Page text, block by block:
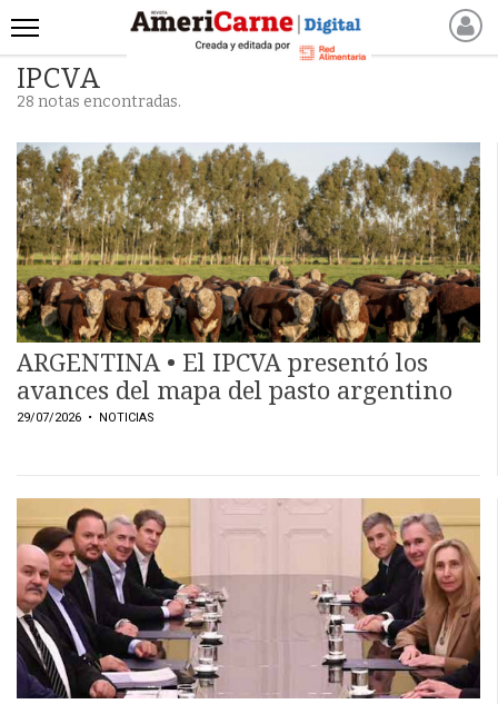
INICIO
NOTICIAS
ARTICULOS
PRODUCCIÓN
PROCESO
PRODUCTO
NUEVOS PRODUCTOS
MARKETPLACE
REVISTAS
REVISTAS
EVENTOS Y
CAPACITACIONES
DIRECTORIO
CALENDARIO
MEDIA KIT
TEMAS DESTACADOS
IPCVA
28 notas encontradas.
ARGENTINA • El IPCVA presentó los
avances del mapa del pasto argentino
29/07/2026 • NOTICIAS